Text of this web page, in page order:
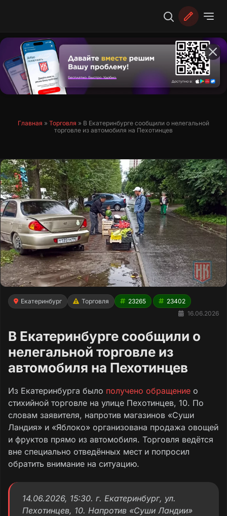
Главная » Торговля » В Екатеринбурге сообщили о нелегальной
торговле из автомобиля на Пехотинцев
Екатеринбург Торговля 23265
23402
16.06.2026
В Екатеринбурге сообщили о
нелегальной торговле из
автомобиля на Пехотинцев
Из Екатеринбурга было получено обращение о
стихийной торговле на улице Пехотинцев, 10. По
словам заявителя, напротив магазинов «Суши
Ландия» и «Яблоко» организована продажа овощей
и фруктов прямо из автомобиля. Торговля ведётся
вне специально отведённых мест и попросил
обратить внимание на ситуацию.
14.06.2026, 15:30. г. Екатеринбург, ул.
Пехотинцев, 10. Напротив «Суши Ландии»